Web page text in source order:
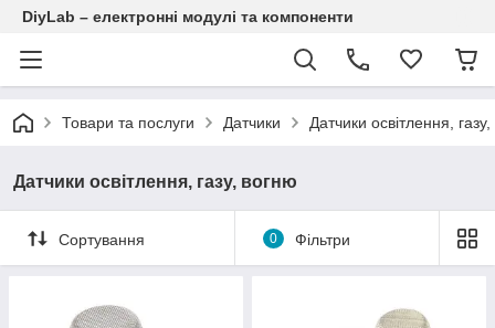
DiyLab – електронні модулі та компоненти
Товари та послуги Датчики Датчики освітлення,
Датчики освітлення, газу, вогню
Сортування 0 Фільтри